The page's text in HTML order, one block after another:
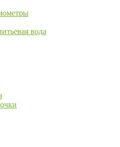
вода